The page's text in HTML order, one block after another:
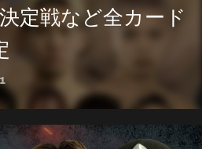
定戦など全カード